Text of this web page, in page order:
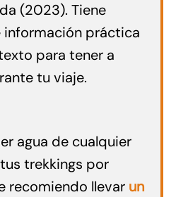
(2023). Tiene
información práctica
para tener a
tu viaje.
agua de cualquier
trekkings por
recomiendo llevar un